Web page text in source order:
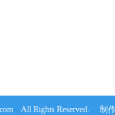
All Rights Reserved. 制